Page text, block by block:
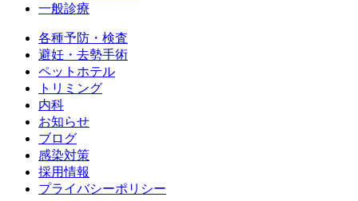
一般診療
各種予防・検査
避妊・去勢手術
ペットホテル
トリミング
内科
お知らせ
ブログ
感染対策
採用情報
プライバシーポリシー